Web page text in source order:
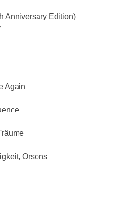
Anniversary Edition)
Again
Orsons